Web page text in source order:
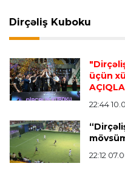
FİA rəsmisi "Formula 1"
İspaniya L.L. 23:17 05.08.2026
Vinisius "Real
paylaşımlarını sildi-
Çempionlar liqası 23:13
"Sabah"
Dirçəliş Kuboku
üçün
22:44
22:12